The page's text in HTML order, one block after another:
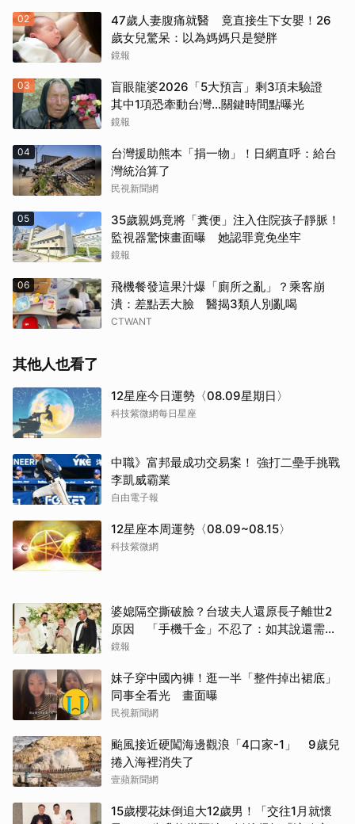
02
47歲人妻腹痛就醫 竟直接生下女嬰！26
歲女兒驚呆：以為媽媽只是變胖
鏡報
03
盲眼龍婆2026「5大預言」剩3項未驗證
其中1項恐牽動台灣...關鍵時間點曝光
鏡報
04
台灣援助熊本「捐一物」！日網直呼：給台
灣統治算了
民視新聞網
05
35歲親媽竟將「糞便」注入住院孩子靜脈！
監視器驚悚畫面曝 她認罪竟免坐牢
鏡報
06
飛機餐發這果汁爆「廁所之亂」？乘客崩
潰：差點丟大臉 醫揭3類人別亂喝
CTWANT
其他人也看了
12星座今日運勢〈08.09星期日〉
科技紫微網每日星座
中職》富邦最成功交易案！ 強打二壘手挑戰
李凱威霸業
自由電子報
12星座本周運勢〈08.09~08.15〉
科技紫微網
婆媳隔空撕破臉？台玻夫人還原長子離世2
原因 「手機千金」不忍了：如其說還需要
離開嗎？
鏡報
妹子穿中國內褲！逛一半「整件掉出裙底」
同事全看光 畫面曝
民視新聞網
颱風接近硬闖海邊觀浪「4口家-1」 9歲兒
捲入海裡消失了
壹蘋新聞網
15歲櫻花妹倒追大12歲男！「交往1月就懷